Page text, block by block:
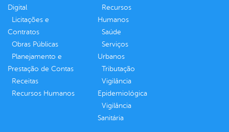
Digital
Licitações e
Contratos
Obras Públicas
Planejamento e
Prestação de Contas
Receitas
Recursos Humanos
Recursos
Humanos
Saúde
Serviços
Urbanos
Tributação
Vigilância
Epidemiológica
Vigilância
Sanitária